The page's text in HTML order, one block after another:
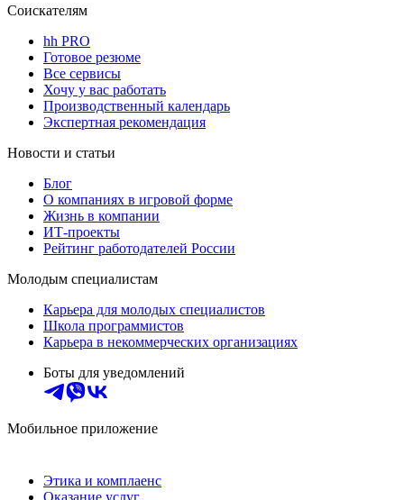
Соискателям
hh PRO
Готовое резюме
Все сервисы
Хочу у вас работать
Производственный календарь
Экспертная рекомендация
Новости и статьи
Блог
О компаниях в игровой форме
Жизнь в компании
ИТ-проекты
Рейтинг работодателей России
Молодым специалистам
Карьера для молодых специалистов
Школа программистов
Карьера в некоммерческих организациях
Боты для уведомлений
Мобильное приложение
Этика и комплаенс